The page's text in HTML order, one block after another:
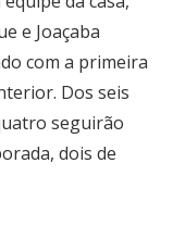
e Joaçaba
com a primeira
Dos seis
seguirão
dois de